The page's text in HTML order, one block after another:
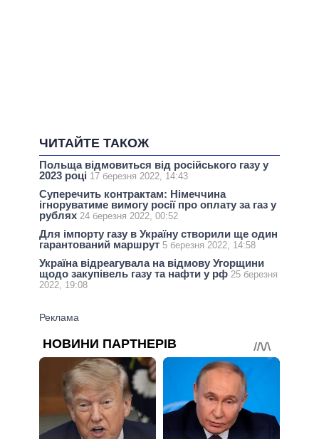
ЧИТАЙТЕ ТАКОЖ
Польща відмовиться від російського газу у
2023 році 17 березня 2022, 14:43
Суперечить контрактам: Німеччина
ігноруватиме вимогу росії про оплату за газ у
рублях 24 березня 2022, 00:52
Для імпорту газу в Україну створили ще один
гарантований маршрут 5 березня 2022, 14:58
Україна відреагувала на відмову Угорщини
щодо закупівель газу та нафти у рф 25 березня
2022, 19:08